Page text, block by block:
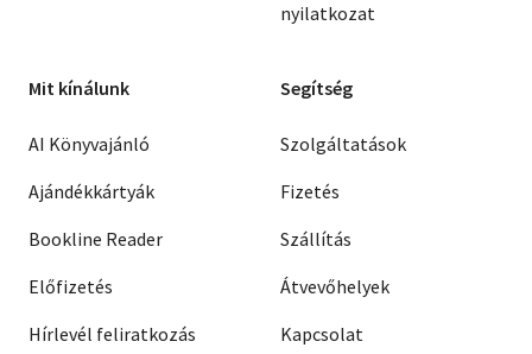
nyilatkozat
Mit kínálunk
AI Könyvajánló
Ajándékkártyák
Bookline Reader
Előfizetés
Hírlevél feliratkozás
Segítség
Szolgáltatások
Fizetés
Szállítás
Átvevőhelyek
Kapcsolat